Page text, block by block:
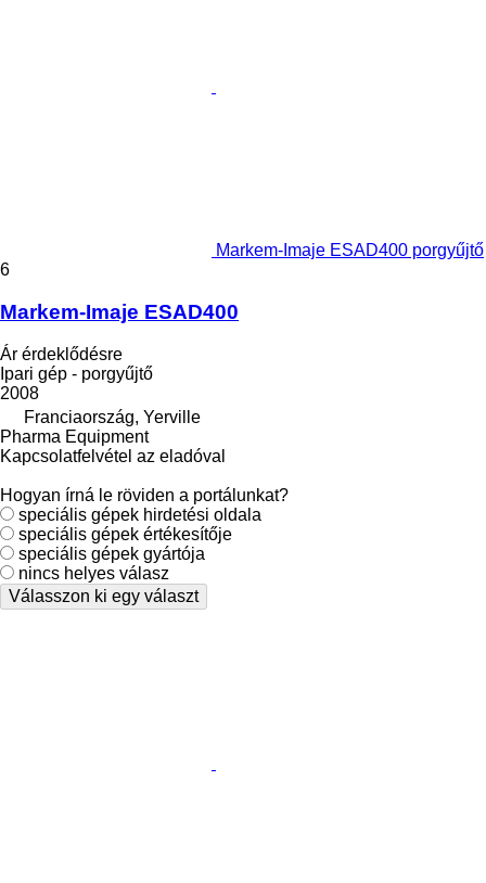
Markem-Imaje ESAD400 porgyűjtő
6
Markem-Imaje ESAD400
Ár érdeklődésre
Ipari gép - porgyűjtő
2008
Franciaország, Yerville
Pharma Equipment
Kapcsolatfelvétel az eladóval
Hogyan írná le röviden a portálunkat?
speciális gépek hirdetési oldala
speciális gépek értékesítője
speciális gépek gyártója
nincs helyes válasz
Válasszon ki egy választ